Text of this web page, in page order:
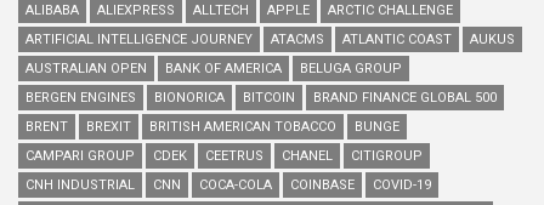
ALIBABA
ALIEXPRESS ALLTECH APPLE
ARCTIC CHALLENGE
ARTIFICIAL INTELLIGENCE JOURNEY
ATACMS ATLANTIC COAST
AUKUS
AUSTRALIAN OPEN
BANK OF AMERICA
BELUGA GROUP
BERGEN ENGINES
BIONORICA BITCOIN
BRAND FINANCE GLOBAL 500
BRENT
BREXIT BRITISH AMERICAN TOBACCO
BUNGE
CAMPARI GROUP
CDEK CEETRUS CHANEL
CITIGROUP
CNH INDUSTRIAL
CNN COCA-COLA COINBASE
COVID-19